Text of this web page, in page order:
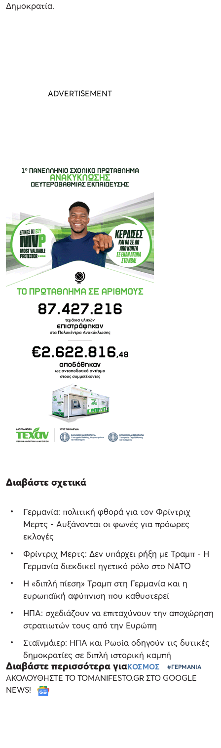
Δημοκρατία.
Διαβάστε σχετικά
Γερμανία: πολιτική φθορά για τον Φρίντριχ
Μερτς - Αυξάνονται οι φωνές για πρόωρες
εκλογές
Φρίντριχ Μερτς: Δεν υπάρχει ρήξη με Τραμπ - Η
Γερμανία διεκδικεί ηγετικό ρόλο στο ΝΑΤΟ
Η «διπλή πίεση» Τραμπ στη Γερμανία και η
ευρωπαϊκή αφύπνιση που καθυστερεί
ΗΠΑ: σχεδιάζουν να επιταχύνουν την αποχώρηση
στρατιωτών τους από την Ευρώπη
Σταϊνμάιερ: ΗΠΑ και Ρωσία οδηγούν τις δυτικές
δημοκρατίες σε διπλή ιστορική καμπή
Διαβάστε περισσότερα γιαΚΟΣΜΟΣ #ΓΕΡΜΑΝΙΑ
ΑΚΟΛΟΥΘΗΣΤΕ ΤΟ TOMANIFESTO.GR ΣΤΟ GOOGLE
NEWS!